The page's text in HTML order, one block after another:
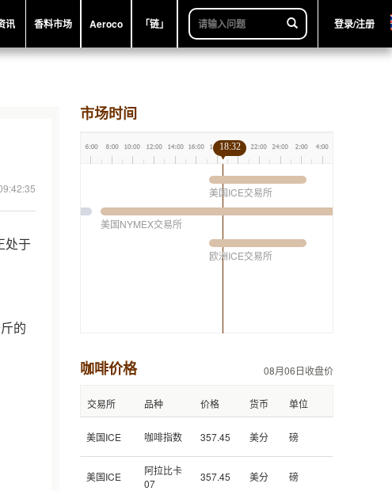
讯 香料市场 Aeroco 「链」 登录/注册
处于
的
市场时间
美国ICE交易所
美国NYMEX交易所
欧洲ICE交易所
18:32
咖啡价格 08月06日收盘价
交易所 品种 价格 货币 单位
美国ICE 咖啡指数 357.45 美分 磅
美国ICE
阿拉比卡
07
357.45 美分 磅